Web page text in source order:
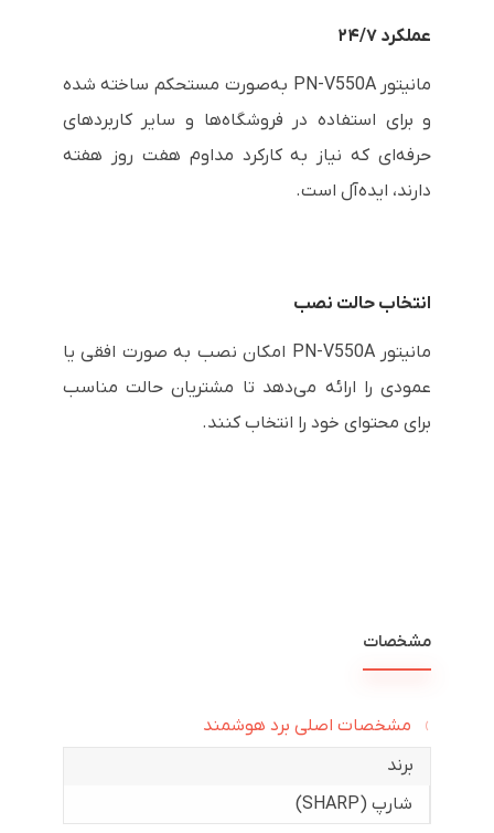
عملکرد ۲۴/۷
مانیتور PN-V550A به‌صورت مستحکم ساخته شده
و برای استفاده در فروشگاه‌ها و سایر کاربردهای
حرفه‌ای که نیاز به کارکرد مداوم هفت روز هفته
دارند، ایده‌آل است.
انتخاب حالت نصب
مانیتور PN-V550A امکان نصب به صورت افقی یا
عمودی را ارائه می‌دهد تا مشتریان حالت مناسب
برای محتوای خود را انتخاب کنند.
مشخصات
مشخصات اصلی برد هوشمند
برند
شارپ (SHARP)